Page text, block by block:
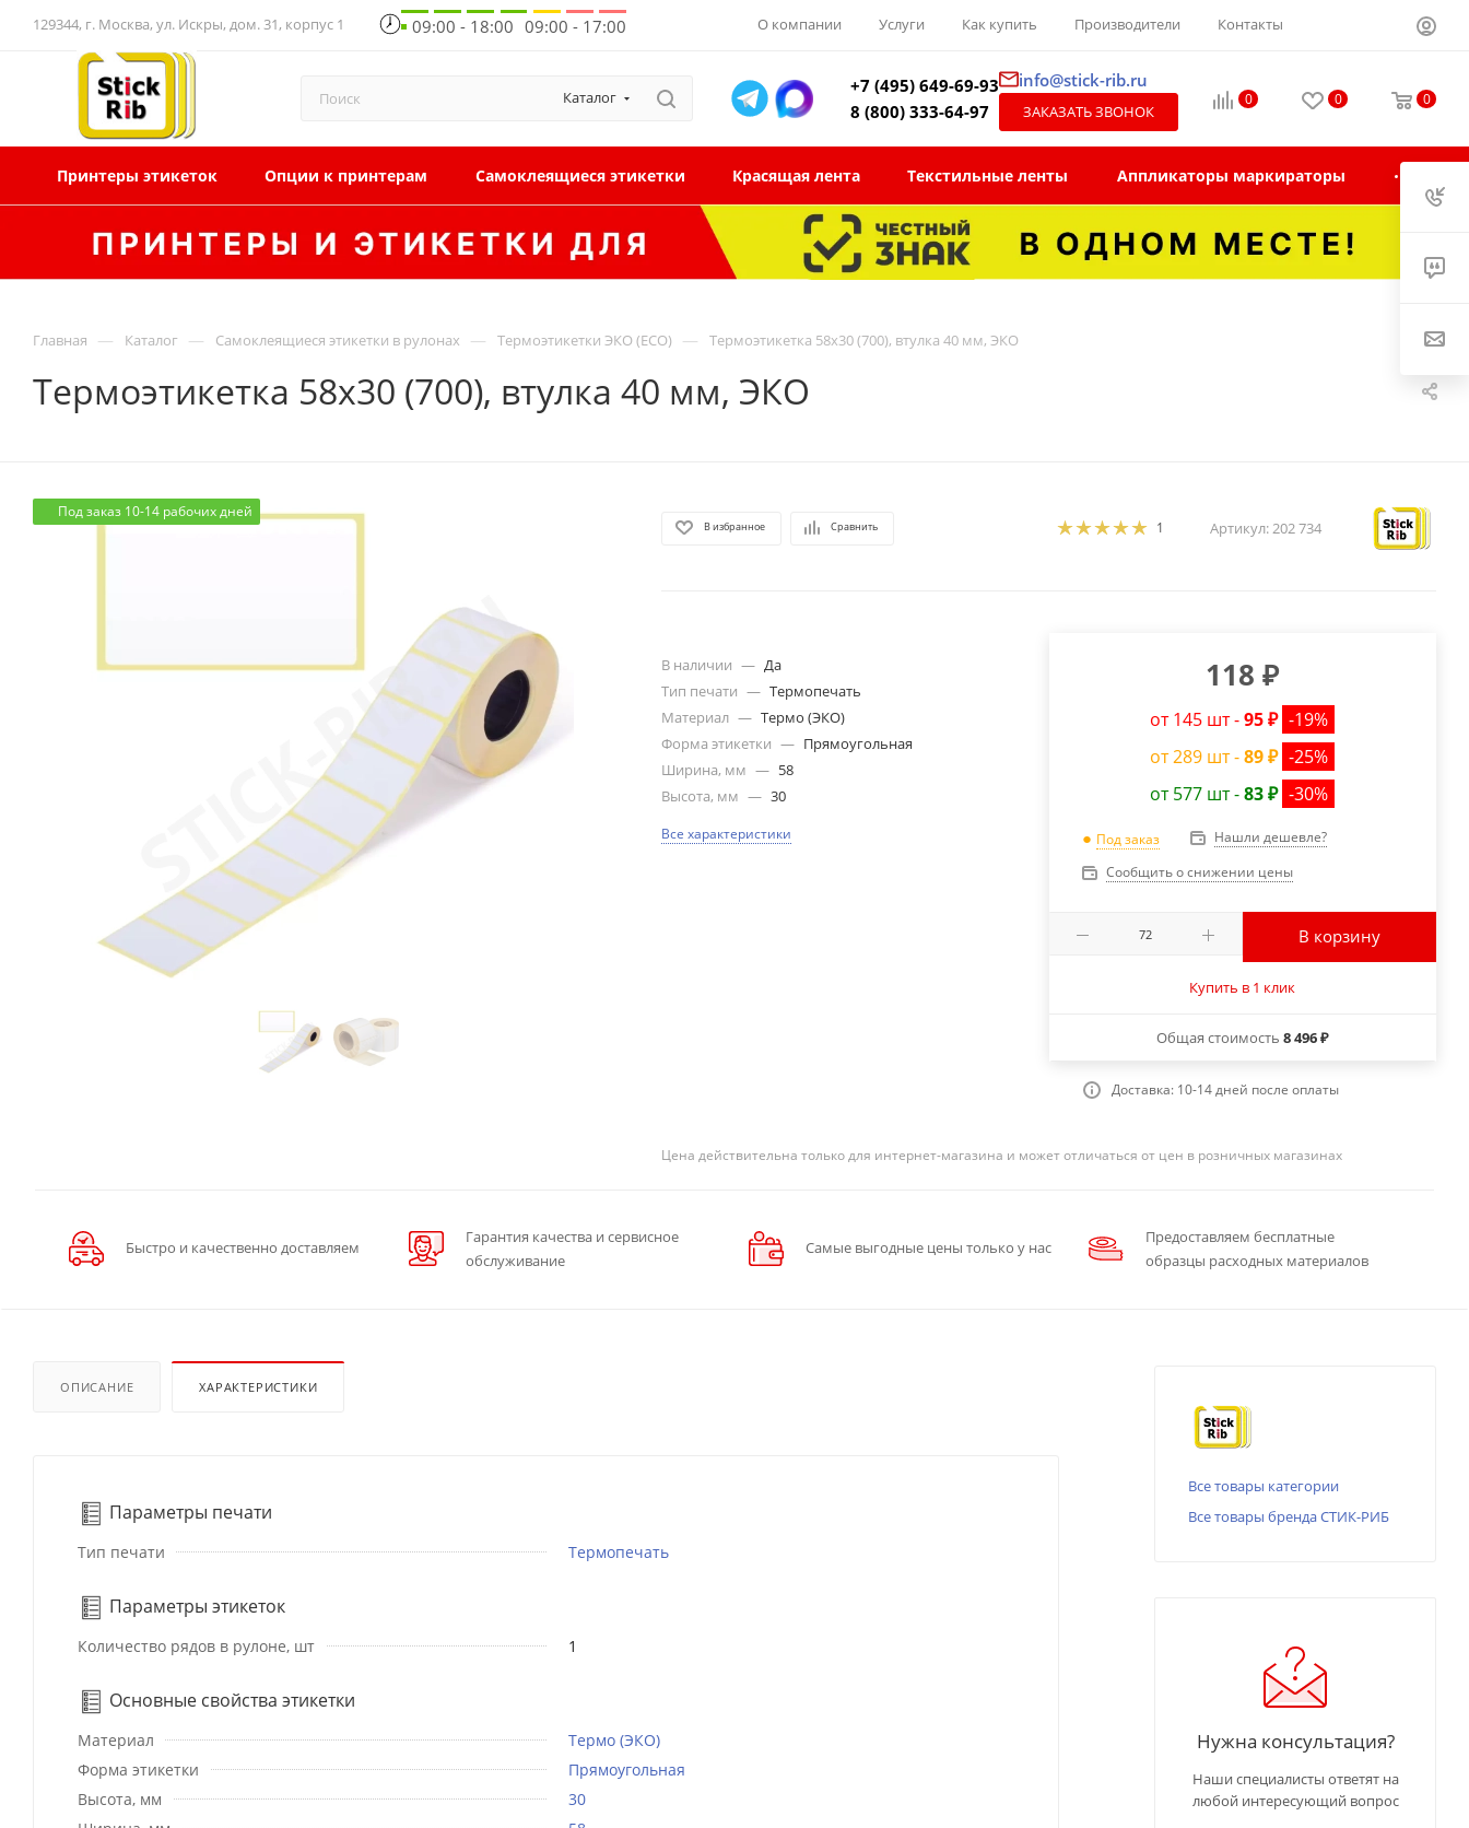
129344, г. Москва, ул. Искры, дом. 31, корпус 1 09:00 - 18:00 09:00 - 17:00 О компании Услуги Как купить Производители Контакты
Каталог
+7 (495) 649-69-93
8 (800) 333-64-97
info@stick-rib.ru
ЗАКАЗАТЬ ЗВОНОК
0 0 0
Принтеры этикеток Опции к принтерам Самоклеящиеся этикетки Красящая лента Текстильные ленты Аппликаторы маркираторы
Главная — Каталог — Самоклеящиеся этикетки в рулонах — Термоэтикетки ЭКО (ECO) — Термоэтикетка 58x30 (700), втулка 40 мм, ЭКО
Термоэтикетка 58x30 (700), втулка 40 мм, ЭКО
Под заказ 10-14 рабочих дней
В избранное Сравнить 1 Артикул:202 734
В наличии — Да
Тип печати — Термопечать
Материал — Термо (ЭКО)
Форма этикетки — Прямоугольная
Ширина, мм — 58
Высота, мм — 30
Все характеристики
118 ₽
от 145 шт -95 ₽ -19%
от 289 шт -89 ₽ -25%
от 577 шт -83 ₽ -30%
Под заказ
Нашли дешевле?
Сообщить о снижении цены
В корзину
Купить в 1 клик
Общая стоимость 8 496 ₽
Доставка: 10-14 дней после оплаты
Цена действительна только для интернет-магазина и может отличаться от цен в розничных магазинах
Быстро и качественно доставляем
Гарантия качества и сервисное
обслуживание
Самые выгодные цены только у нас
Предоставляем бесплатные
образцы расходных материалов
ОПИСАНИЕ ХАРАКТЕРИСТИКИ
Параметры печати
Тип печати Термопечать
Параметры этикеток
Количество рядов в рулоне, шт 1
Основные свойства этикетки
Материал
Термо (ЭКО)
Форма этикетки
Прямоугольная
Высота, мм
30
Все товары категории
Все товары бренда СТИК-РИБ
Нужна консультация?
Наши специалисты ответят на
любой интересующий вопрос